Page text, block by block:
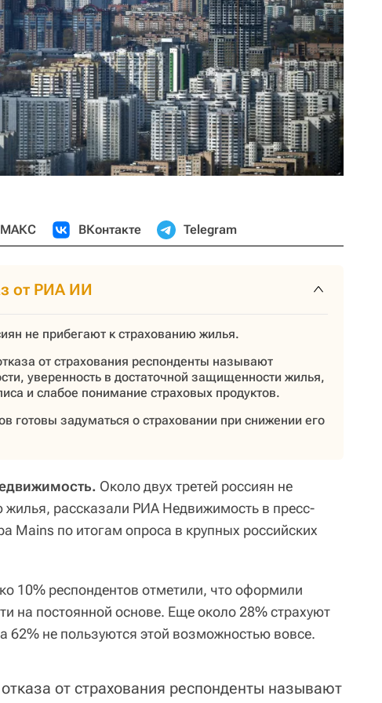
МАКС ВКонтакте Telegram
от РИА ИИ
не прибегают к страхованию жилья.
от страхования респонденты называют
уверенность в достаточной защищенности жилья,
и слабое понимание страховых продуктов.
готовы задуматься о страховании при снижении его
Около двух третей россиян не
жилья, рассказали РИА Недвижимость в пресс-
Mains по итогам опроса в крупных российских
10% респондентов отметили, что оформили
на постоянной основе. Еще около 28% страхуют
62% не пользуются этой возможностью вовсе.
от страхования респонденты называют